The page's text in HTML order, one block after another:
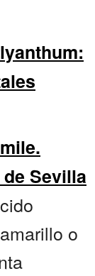
Sevilla
o